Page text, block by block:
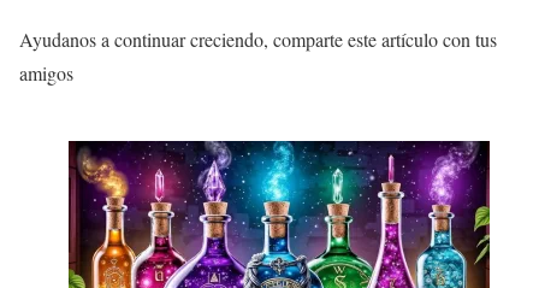
Ayudanos a continuar creciendo, comparte este artículo con tus
amigos